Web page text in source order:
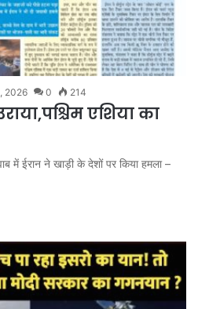
2026 0 214
एशिया का
में ईरान ने खाड़ी के देशों पर किया हमला –